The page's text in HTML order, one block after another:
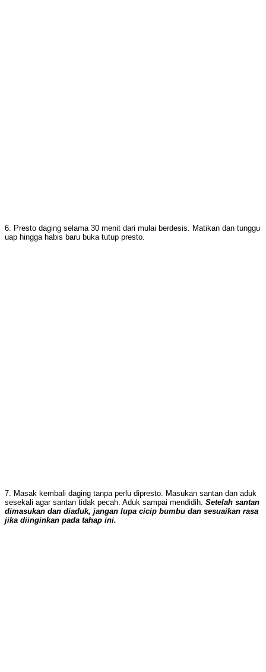
6. Presto daging selama 30 menit dari mulai berdesis. Matikan dan tunggu
uap hingga habis baru buka tutup presto.
7. Masak kembali daging tanpa perlu dipresto. Masukan santan dan aduk
sesekali agar santan tidak pecah. Aduk sampai mendidih. Setelah santan
dimasukan dan diaduk, jangan lupa cicip bumbu dan sesuaikan rasa
jika diinginkan pada tahap ini.